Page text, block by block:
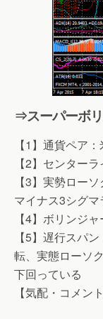
⇒スーパーボ
【1】通貨ペア
【2】センター
【3】実勢ロー
マイナス3シグ
【4】ボリンジ
【5】遅行スパ
転、実態ローソ
下回っている
【気配・コメン